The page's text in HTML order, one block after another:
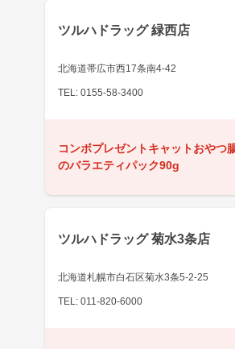
ツルハドラッグ 緑西店
北海道帯広市西17条南4-42
TEL: 0155-58-3400
コンボプレゼントキャットおやつ
のバラエティパック90g
ツルハドラッグ 菊水3条店
北海道札幌市白石区菊水3条5-2-25
TEL: 011-820-6000